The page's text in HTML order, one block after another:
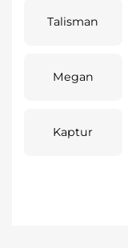
Talisman
Megan
Kaptur